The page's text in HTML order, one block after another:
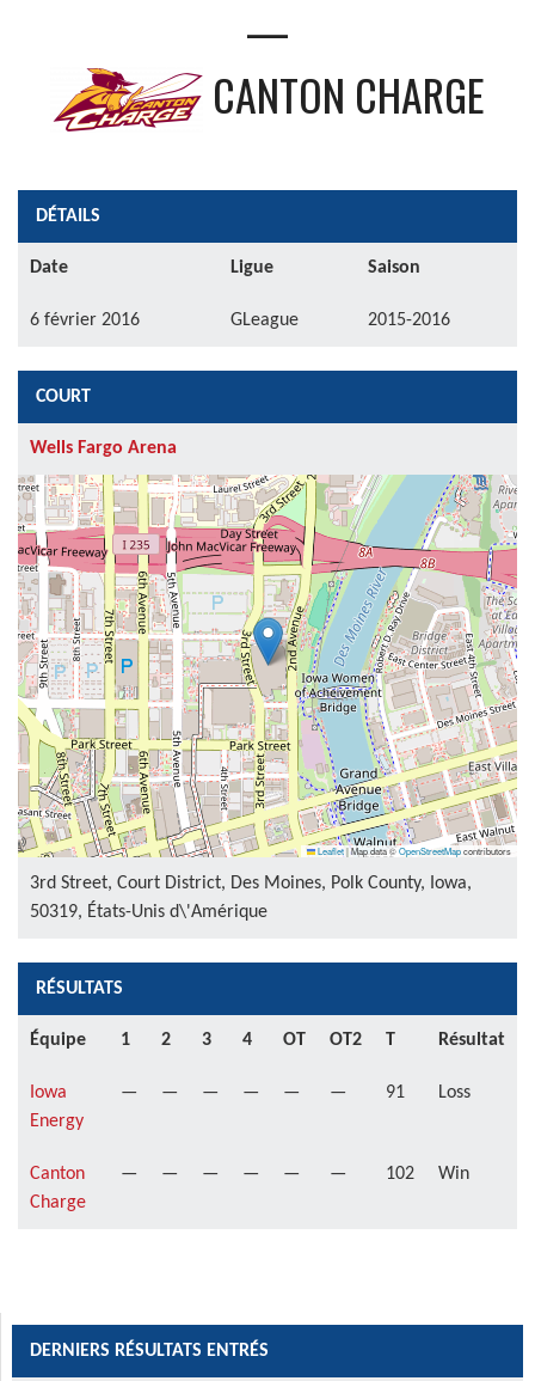
—
CANTON CHARGE
DÉTAILS
Date Ligue Saison
6 février 2016 GLeague 2015-2016
COURT
Wells Fargo Arena
Leaflet|Map data ©OpenStreetMapcontributors
3rd Street, Court District, Des Moines, Polk County, Iowa,
50319, États-Unis d\'Amérique
RÉSULTATS
Équipe 1 2 3 4 OT OT2 T Résultat
Iowa
Energy
— — — — — — 91 Loss
Canton
Charge
— — — — — — 102 Win
DERNIERS RÉSULTATS ENTRÉS